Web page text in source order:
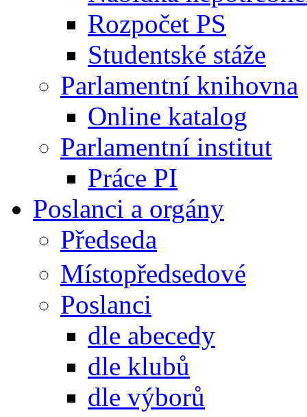
Rozpočet PS
Studentské stáže
Parlamentní knihovna
Online katalog
Parlamentní institut
Práce PI
Poslanci a orgány
Předseda
Místopředsedové
Poslanci
dle abecedy
dle klubů
dle výborů